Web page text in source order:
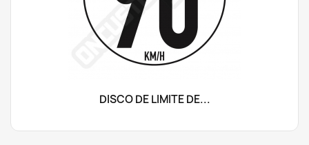
DISCO DE LÍMITE DE...